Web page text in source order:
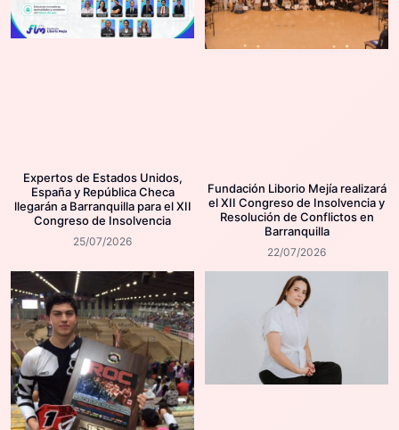
Expertos de Estados Unidos,
España y República Checa
llegarán a Barranquilla para el XII
Congreso de Insolvencia
25/07/2026
Fundación Liborio Mejía realizará
el XII Congreso de Insolvencia y
Resolución de Conflictos en
Barranquilla
22/07/2026